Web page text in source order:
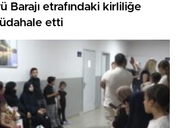
Barajı etrafındaki kirliliğe
etti